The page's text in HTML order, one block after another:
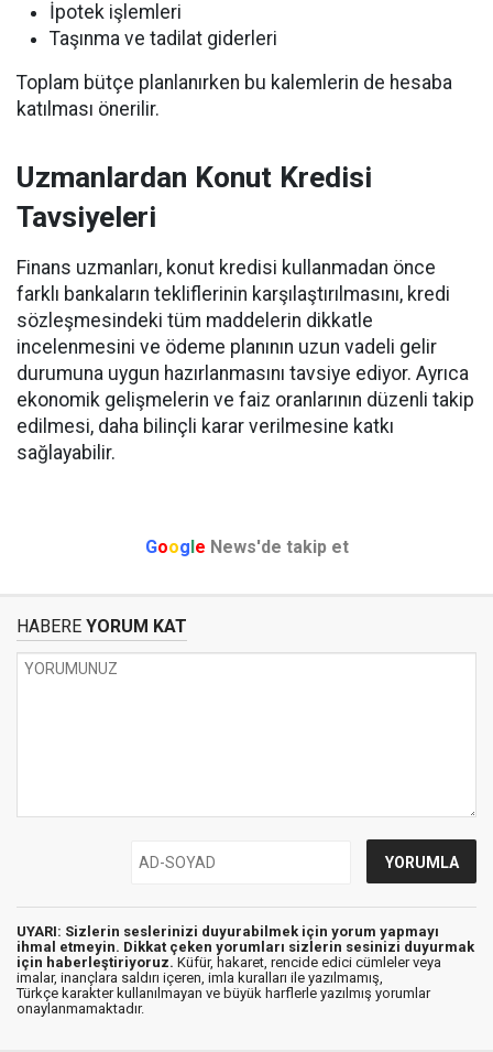
İpotek işlemleri
Taşınma ve tadilat giderleri
Toplam bütçe planlanırken bu kalemlerin de hesaba
katılması önerilir.
Uzmanlardan Konut Kredisi
Tavsiyeleri
Finans uzmanları, konut kredisi kullanmadan önce
farklı bankaların tekliflerinin karşılaştırılmasını, kredi
sözleşmesindeki tüm maddelerin dikkatle
incelenmesini ve ödeme planının uzun vadeli gelir
durumuna uygun hazırlanmasını tavsiye ediyor. Ayrıca
ekonomik gelişmelerin ve faiz oranlarının düzenli takip
edilmesi, daha bilinçli karar verilmesine katkı
sağlayabilir.
Google News'de takip et
HABERE YORUM KAT
UYARI: Sizlerin seslerinizi duyurabilmek için yorum yapmayı
ihmal etmeyin. Dikkat çeken yorumları sizlerin sesinizi duyurmak
için haberleştiriyoruz. Küfür, hakaret, rencide edici cümleler veya
imalar, inançlara saldırı içeren, imla kuralları ile yazılmamış,
Türkçe karakter kullanılmayan ve büyük harflerle yazılmış yorumlar
onaylanmamaktadır.